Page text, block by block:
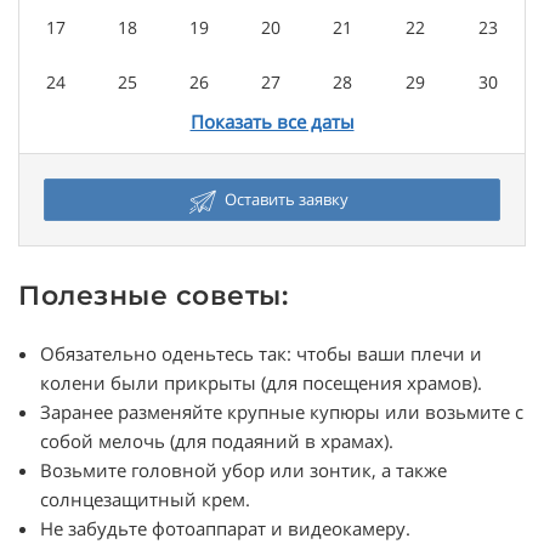
17 18 19 20 21 22 23
24 25 26 27 28 29 30
7 8 9 10
14 15 16 17 18 19 20
21 22 23 24 25 26 27
28 29 30
Показать все даты
Оставить заявку
Полезные советы:
Обязательно оденьтесь так: чтобы ваши плечи и
колени были прикрыты (для посещения храмов).
Заранее разменяйте крупные купюры или возьмите с
собой мелочь (для подаяний в храмах).
Возьмите головной убор или зонтик, а также
солнцезащитный крем.
Не забудьте фотоаппарат и видеокамеру.